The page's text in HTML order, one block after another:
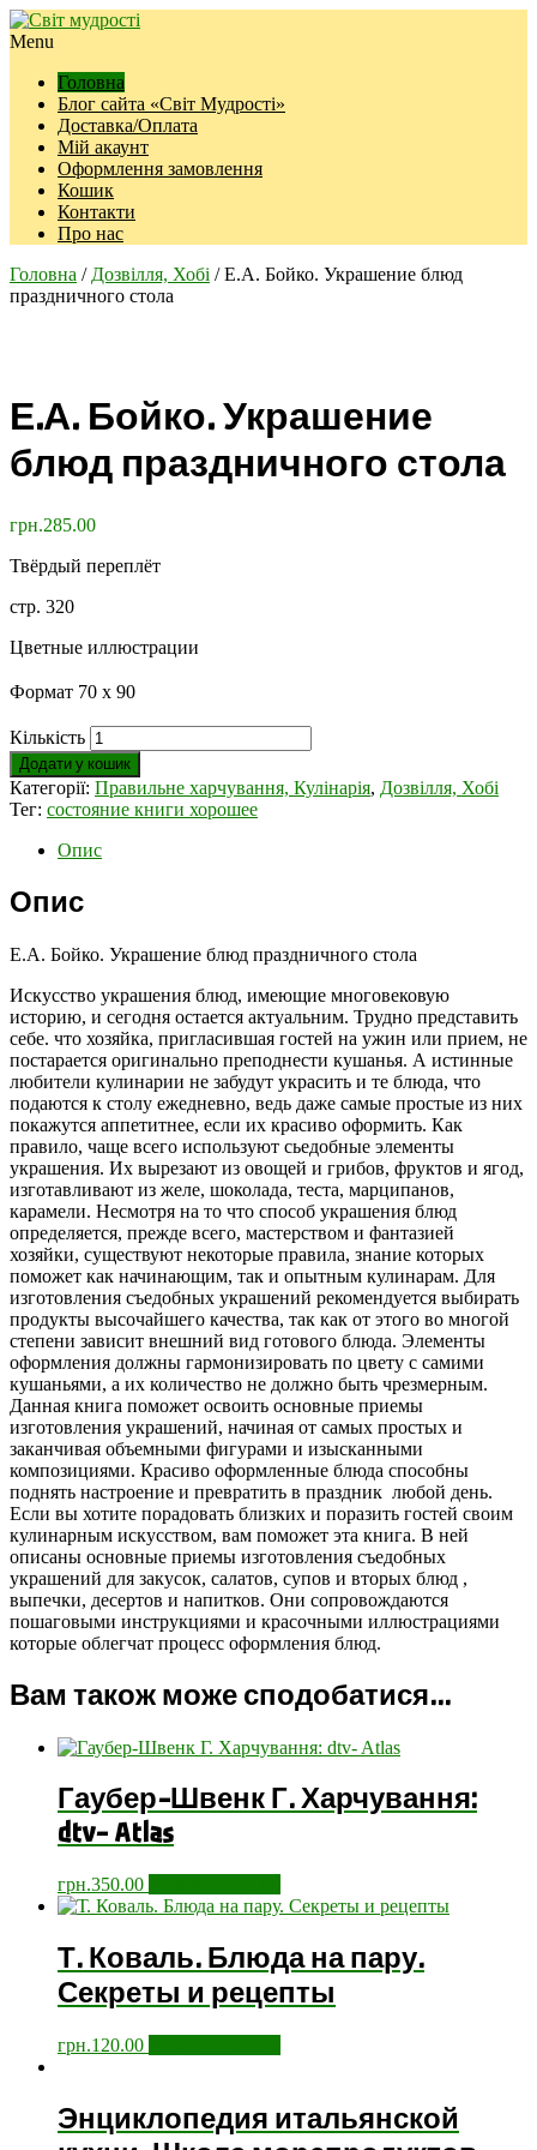
Menu
Головна
Блог сайта «Світ Мудрості»
Доставка/Оплата
Мій акаунт
Оформлення замовлення
Кошик
Контакти
Про нас
Головна / Дозвілля, Хобі / Е.А. Бойко. Украшение блюд
праздничного стола
Е.А. Бойко. Украшение
блюд праздничного стола
грн.285.00
Твёрдый переплёт
стр. 320
Цветные иллюстрации
Формат 70 х 90
Кількість
Додати у кошик
Категорії: Правильне харчування, Кулінарія, Дозвілля, Хобі
Тег: состояние книги хорошее
Опис
Опис
Е.А. Бойко. Украшение блюд праздничного стола
Искусство украшения блюд, имеющие многовековую
историю, и сегодня остается актуальним. Трудно представить
себе. что хозяйка, пригласившая гостей на ужин или прием, не
постарается оригинально преподнести кушанья. А истинные
любители кулинарии не забудут украсить и те блюда, что
подаются к столу ежедневно, ведь даже самые простые из них
покажутся аппетитнее, если их красиво оформить. Как
правило, чаще всего используют сьедобные элементы
украшения. Их вырезают из овощей и грибов, фруктов и ягод,
изготавливают из желе, шоколада, теста, марципанов,
карамели. Несмотря на то что способ украшения блюд
определяется, прежде всего, мастерством и фантазией
хозяйки, существуют некоторые правила, знание которых
поможет как начинающим, так и опытным кулинарам. Для
изготовления съедобных украшений рекомендуется выбирать
продукты высочайшего качества, так как от этого во многой
степени зависит внешний вид готового блюда. Элементы
оформления должны гармонизировать по цвету с самими
кушаньями, а их количество не должно быть чрезмерным.
Данная книга поможет освоить основные приемы
изготовления украшений, начиная от самых простых и
заканчивая объемными фигурами и изысканными
композициями. Красиво оформленные блюда способны
поднять настроение и превратить в праздник любой день.
Если вы хотите порадовать близких и поразить гостей своим
кулинарным искусством, вам поможет эта книга. В ней
описаны основные приемы изготовления съедобных
украшений для закусок, салатов, супов и вторых блюд ,
выпечки, десертов и напитков. Они сопровождаются
пошаговыми инструкциями и красочными иллюстрациями
которые облегчат процесс оформления блюд.
Вам також може сподобатися…
Гаубер-Швенк Г. Харчування:
dtv- Atlas
грн.350.00
Т. Коваль. Блюда на пару.
Секреты и рецепты
грн.120.00
Энциклопедия итальянской